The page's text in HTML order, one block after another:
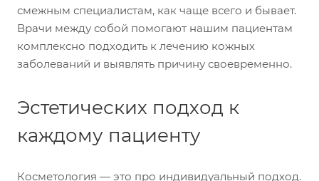
смежным специалистам, как чаще всего и бывает.
Врачи между собой помогают нашим пациентам
комплексно подходить к лечению кожных
заболеваний и выявлять причину своевременно.
Эстетических подход к
каждому пациенту
Косметология — это про индивидуальный подход.